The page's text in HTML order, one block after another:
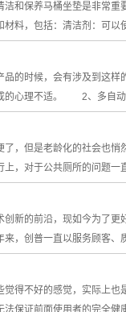
和保养马桶坐垫是非常
料，包括：清洁剂：可
品的时候，会有涉及到
的心理不适。 2、多自动
，但是老龄化的社会也
，对于公共厕所的问题一
新的前沿，现如今为了
，创普一直以服务顾客、
得不好的感觉，实际上也
保证前面使用者的完全健